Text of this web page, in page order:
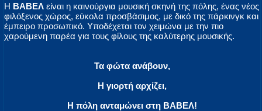
Η ΒΑΒΕΛ είναι η καινούργια μουσική σκηνή της πόλης, ένας νέος
φιλόξενος χώρος, εύκολα προσβάσιμος, με δικό της πάρκινγκ και
έμπειρο προσωπικό. Υποδέχεται τον χειμώνα με την πιο
χαρούμενη παρέα για τους φίλους της καλύτερης μουσικής.
Τα φώτα ανάβουν,
Η γιορτή αρχίζει,
Η πόλη ανταμώνει στη ΒΑΒΕΛ!